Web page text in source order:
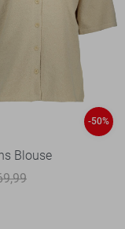
-50%
Blouse